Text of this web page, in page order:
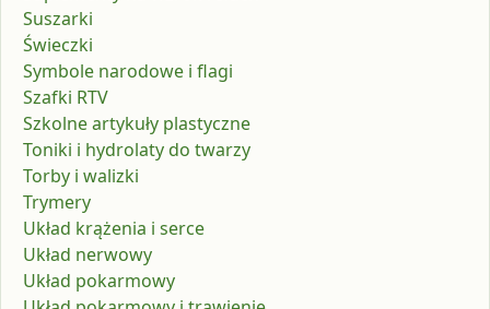
Suszarki
Świeczki
Symbole narodowe i flagi
Szafki RTV
Szkolne artykuły plastyczne
Toniki i hydrolaty do twarzy
Torby i walizki
Trymery
Układ krążenia i serce
Układ nerwowy
Układ pokarmowy